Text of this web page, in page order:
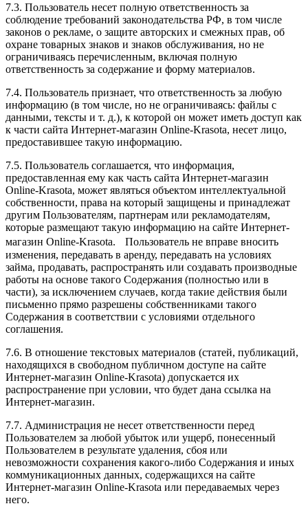
7.3. Пользователь несет полную ответственность за
соблюдение требований законодательства РФ, в том числе
законов о рекламе, о защите авторских и смежных прав, об
охране товарных знаков и знаков обслуживания, но не
ограничиваясь перечисленным, включая полную
ответственность за содержание и форму материалов.
7.4. Пользователь признает, что ответственность за любую
информацию (в том числе, но не ограничиваясь: файлы с
данными, тексты и т. д.), к которой он может иметь доступ как
к части сайта Интернет-магазин Online-Krasota, несет лицо,
предоставившее такую информацию.
7.5. Пользователь соглашается, что информация,
предоставленная ему как часть сайта Интернет-магазин
Online-Krasota, может являться объектом интеллектуальной
собственности, права на который защищены и принадлежат
другим Пользователям, партнерам или рекламодателям,
которые размещают такую информацию на сайте Интернет-
магазин Online-Krasota. Пользователь не вправе вносить
изменения, передавать в аренду, передавать на условиях
займа, продавать, распространять или создавать производные
работы на основе такого Содержания (полностью или в
части), за исключением случаев, когда такие действия были
письменно прямо разрешены собственниками такого
Содержания в соответствии с условиями отдельного
соглашения.
7.6. В отношение текстовых материалов (статей, публикаций,
находящихся в свободном публичном доступе на сайте
Интернет-магазин Online-Krasota) допускается их
распространение при условии, что будет дана ссылка на
Интернет-магазин.
7.7. Администрация не несет ответственности перед
Пользователем за любой убыток или ущерб, понесенный
Пользователем в результате удаления, сбоя или
невозможности сохранения какого-либо Содержания и иных
коммуникационных данных, содержащихся на сайте
Интернет-магазин Online-Krasota или передаваемых через
него.